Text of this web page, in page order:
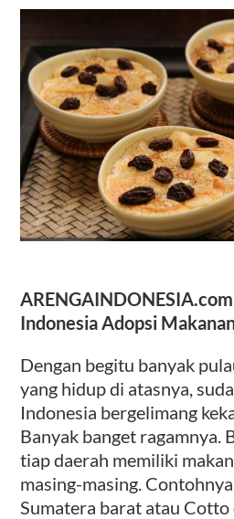
Indonesia Adopsi
Dengan begitu banyak
yang hidup di atasnya,
Indonesia bergelimang
Banyak banget ragamnya.
tiap daerah memiliki
masing-masing.
Sumatera barat atau Cotto